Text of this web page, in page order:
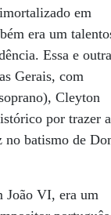
em
era um
Essa e
Gerais, com
Cleyton
por trazer a
no batismo de
João VI, era um